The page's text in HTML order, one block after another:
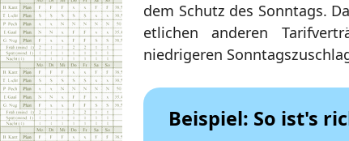
dem Schutz des Sonntags.
etlichen anderen
niedrigeren
Beispiel: So ist's